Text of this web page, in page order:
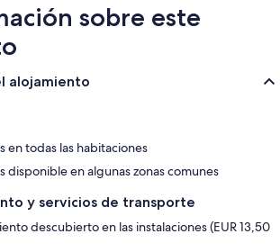
sobre este
alojamiento
en todas las habitaciones
disponible en algunas zonas comunes
y servicios de transporte
descubierto en las instalaciones (EUR 13,50